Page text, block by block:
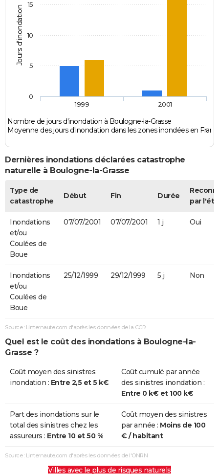
Jours d'inondation
Nombre de jours d'inondation à Boulogne-la-Grasse
Moyenne des jours d'inondation dans les zones inondées en
1999 2001
0
5
10
15
Dernières inondations déclarées catastrophe
naturelle à Boulogne-la-Grasse
Type de
catastrophe
Début Fin Durée
par
Inondations
et/ou
Coulées de
Boue
07/07/2001 07/07/2001 1 j Oui
Inondations
et/ou
Coulées de
Boue
25/12/1999 29/12/1999 5 j Non
Source : Linternaute.com d'après les données de la CCR
Quel est le coût des inondations à Boulogne-la-
Grasse ?
Coût moyen des sinistres
inondation : Entre 2,5 et 5 k€
Coût cumulé par année
des sinistres inondation :
Entre 0 k€ et 100 k€
Part des inondations sur le
total des sinistres chez les
assureurs : Entre 10 et 50 %
Coût moyen des sinistres
par année : Moins de 100
€ / habitant
Source : Linternaute.com d'après les données de l'ONRN
Villes avec le plus de risques naturels